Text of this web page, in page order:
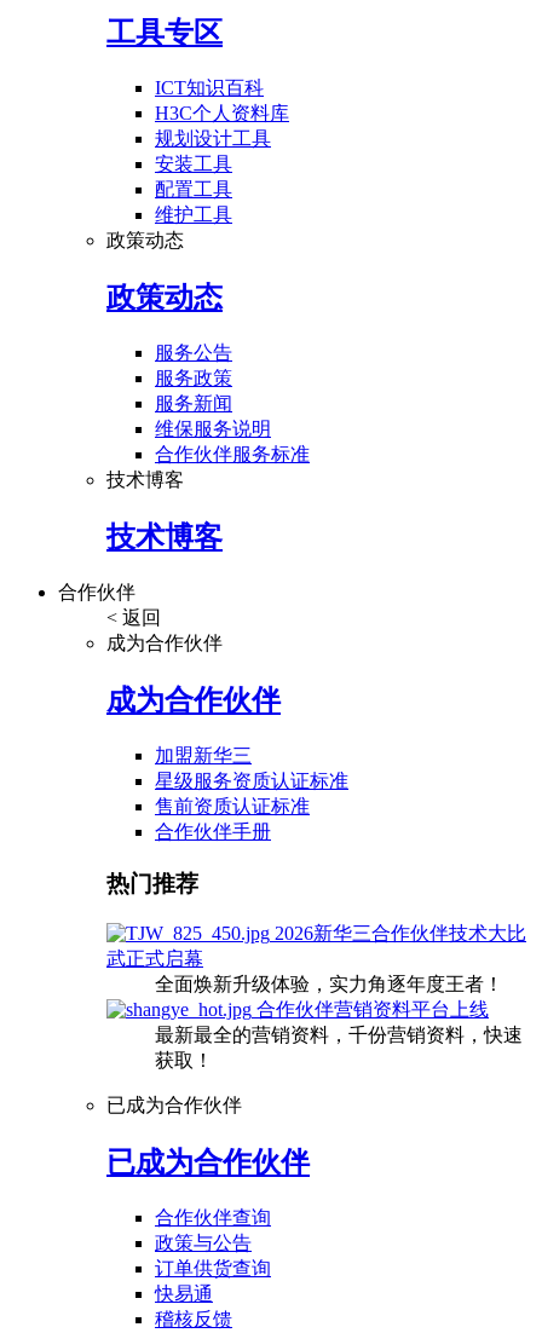
工具专区
ICT知识百科
H3C个人资料库
规划设计工具
安装工具
配置工具
维护工具
政策动态
政策动态
服务公告
服务政策
服务新闻
维保服务说明
合作伙伴服务标准
技术博客
技术博客
合作伙伴
< 返回
成为合作伙伴
成为合作伙伴
加盟新华三
星级服务资质认证标准
售前资质认证标准
合作伙伴手册
热门推荐
2026新华三合作伙伴技术大比
武正式启幕
全面焕新升级体验，实力角逐年度王者！
合作伙伴营销资料平台上线
最新最全的营销资料，千份营销资料，快速
获取！
已成为合作伙伴
已成为合作伙伴
合作伙伴查询
政策与公告
订单供货查询
快易通
稽核反馈